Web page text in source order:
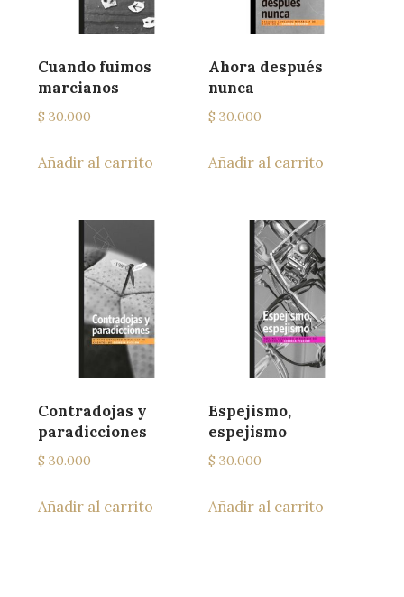
Cuando fuimos
marcianos
$ 30.000
Añadir al carrito
Ahora después
nunca
$ 30.000
Añadir al carrito
Contradojas y
paradicciones
$ 30.000
Añadir al carrito
Espejismo,
espejismo
$ 30.000
Añadir al carrito